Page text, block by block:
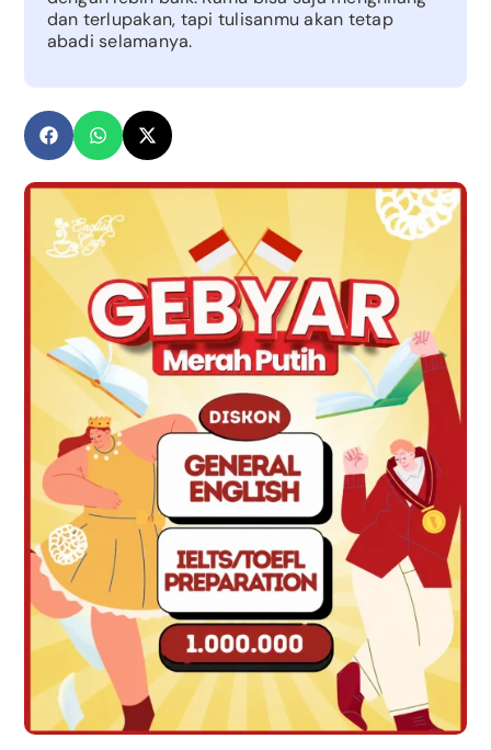
dan terlupakan, tapi tulisanmu akan tetap
abadi selamanya.